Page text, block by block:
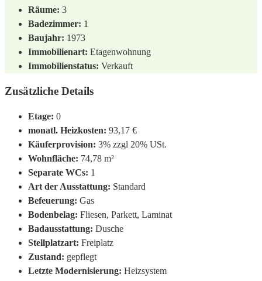
Räume: 3
Badezimmer: 1
Baujahr: 1973
Immobilienart: Etagenwohnung
Immobilienstatus: Verkauft
Zusätzliche Details
Etage: 0
monatl. Heizkosten: 93,17 €
Käuferprovision: 3% zzgl 20% USt.
Wohnfläche: 74,78 m²
Separate WCs: 1
Art der Ausstattung: Standard
Befeuerung: Gas
Bodenbelag: Fliesen, Parkett, Laminat
Badausstattung: Dusche
Stellplatzart: Freiplatz
Zustand: gepflegt
Letzte Modernisierung: Heizsystem